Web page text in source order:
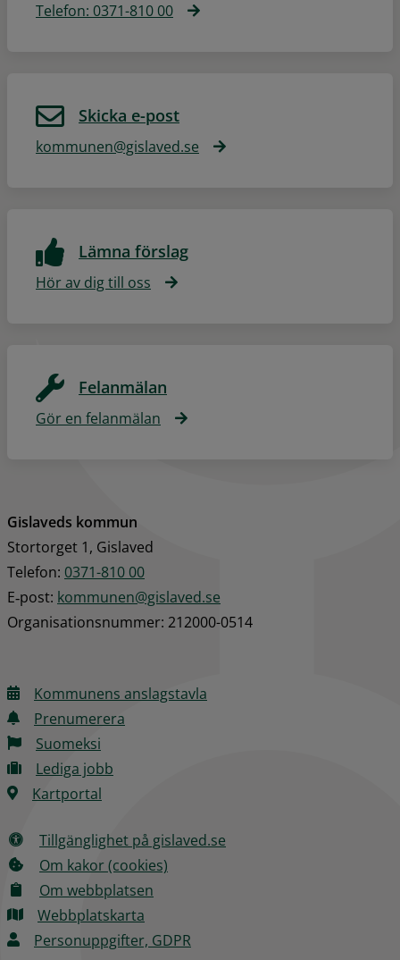
Telefon: 0371-810 00
Skicka e-post
kommunen@gislaved.se
Lämna förslag
Hör av dig till oss
Felanmälan
Gör en felanmälan
Gislaveds kommun
Stortorget 1, Gislaved
Telefon: 0371-810 00
E‑post: kommunen@gislaved.se
Organisationsnummer: 212000-0514
Kommunens anslagstavla
Prenumerera
Suomeksi
Lediga jobb
Kartportal
Tillgänglighet på gislaved.se
Om kakor (cookies)
Om webbplatsen
Webbplatskarta
Personuppgifter, GDPR